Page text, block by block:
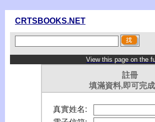
CRTSBOOKS.NET
View this page on the
註冊
填滿資料,即可完
真實姓名: